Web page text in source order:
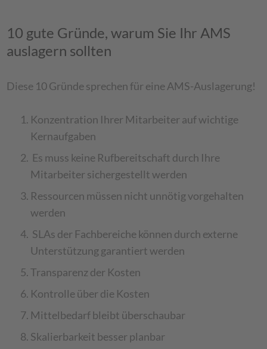
10 gute Gründe, warum Sie Ihr AMS
auslagern sollten
Diese 10 Gründe sprechen für eine AMS-Auslagerung!
Konzentration Ihrer Mitarbeiter auf wichtige
Kernaufgaben
Es muss keine Rufbereitschaft durch Ihre
Mitarbeiter sichergestellt werden
Ressourcen müssen nicht unnötig vorgehalten
werden
SLAs der Fachbereiche können durch externe
Unterstützung garantiert werden
Transparenz der Kosten
Kontrolle über die Kosten
Mittelbedarf bleibt überschaubar
Skalierbarkeit besser planbar